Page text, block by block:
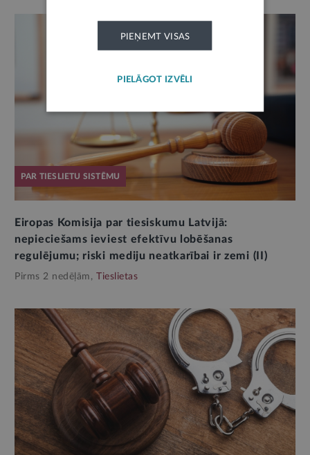
PAR TIESLIETU SISTĒMU
Eiropas Komisija par tiesiskumu Latvijā:
nepieciešams ieviest efektīvu lobēšanas
regulējumu; riski mediju neatkarībai ir zemi (II)
Pirms 2 nedēļām, Tieslietas
PIEŅEMT VISAS
PIELĀGOT IZVĒLI